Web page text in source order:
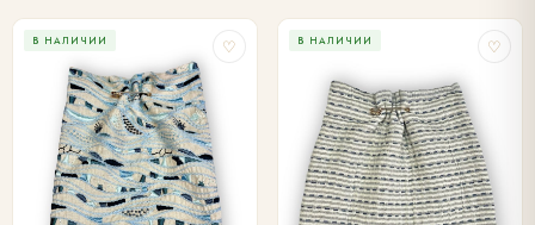
В НАЛИЧИИ ♡ В НАЛИЧИИ ♡